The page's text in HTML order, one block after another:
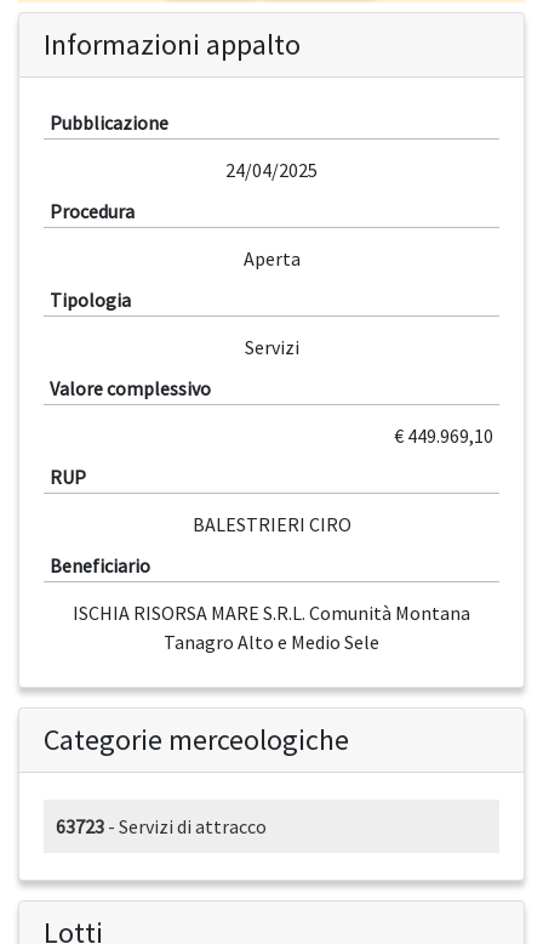
Informazioni appalto
Pubblicazione
24/04/2025
Procedura
Aperta
Tipologia
Servizi
Valore complessivo
€ 449.969,10
RUP
BALESTRIERI CIRO
Beneficiario
ISCHIA RISORSA MARE S.R.L. Comunità Montana
Tanagro Alto e Medio Sele
Categorie merceologiche
63723 - Servizi di attracco
Lotti